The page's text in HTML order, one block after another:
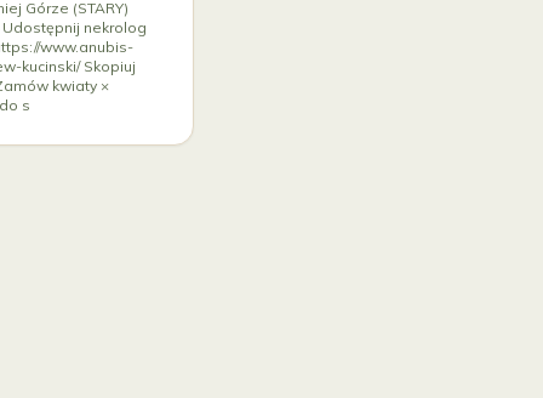
Górze (STARY)
Udostępnij nekrolog
www.anubis-
kucinski/ Skopiuj
kwiaty ×
s